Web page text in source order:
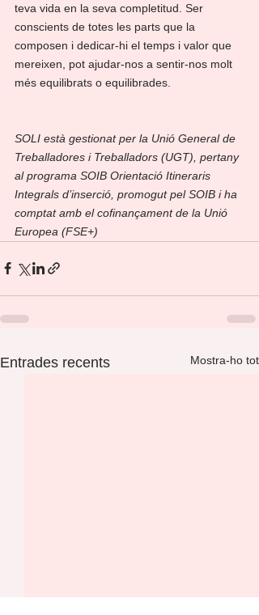
teva vida en la seva completitud. Ser
conscients de totes les parts que la
composen i dedicar-hi el temps i valor que
mereixen, pot ajudar-nos a sentir-nos molt
més equilibrats o equilibrades.
SOLI està gestionat per la Unió General de
Treballadores i Treballadors (UGT), pertany
al programa SOIB Orientació Itineraris
Integrals d’inserció, promogut pel SOIB i ha
comptat amb el cofinançament de la Unió
Europea (FSE+)
Entrades recents Mostra-ho tot